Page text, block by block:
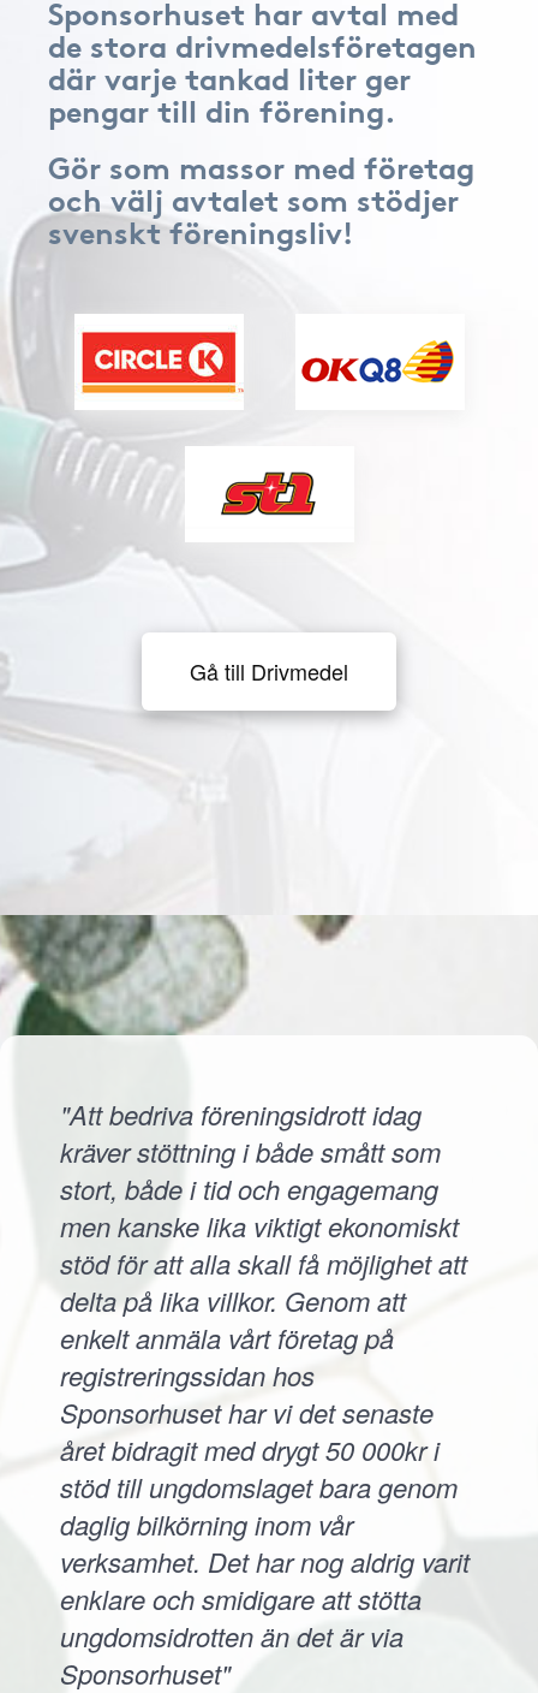
Sponsorhuset har avtal med
de stora drivmedelsföretagen
där varje tankad liter ger
pengar till din förening.
Gör som massor med företag
och välj avtalet som stödjer
svenskt föreningsliv!
Gå till Drivmedel
"Att bedriva föreningsidrott idag
kräver stöttning i både smått som
stort, både i tid och engagemang
men kanske lika viktigt ekonomiskt
stöd för att alla skall få möjlighet att
delta på lika villkor. Genom att
enkelt anmäla vårt företag på
registreringssidan hos
Sponsorhuset har vi det senaste
året bidragit med drygt 50 000kr i
stöd till ungdomslaget bara genom
daglig bilkörning inom vår
verksamhet. Det har nog aldrig varit
enklare och smidigare att stötta
ungdomsidrotten än det är via
Sponsorhuset"